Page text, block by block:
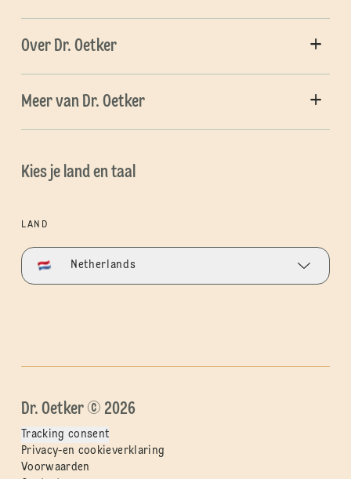
Over Dr. Oetker
Meer van Dr. Oetker
Kies je land en taal
LAND
Netherlands
Dr. Oetker © 2026
Tracking consent
Privacy-en cookieverklaring
Voorwaarden